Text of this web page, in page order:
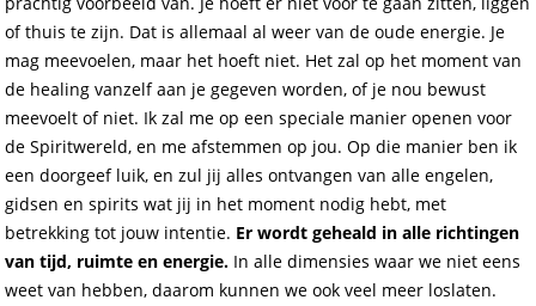
of thuis te zijn. Dat is allemaal al weer van de oude energie. Je
mag meevoelen, maar het hoeft niet. Het zal op het moment van
de healing vanzelf aan je gegeven worden, of je nou bewust
meevoelt of niet. Ik zal me op een speciale manier openen voor
de Spiritwereld, en me afstemmen op jou. Op die manier ben ik
een doorgeef luik, en zul jij alles ontvangen van alle engelen,
gidsen en spirits wat jij in het moment nodig hebt, met
betrekking tot jouw intentie. Er wordt geheald in alle richtingen
van tijd, ruimte en energie. In alle dimensies waar we niet eens
weet van hebben, daarom kunnen we ook veel meer loslaten.